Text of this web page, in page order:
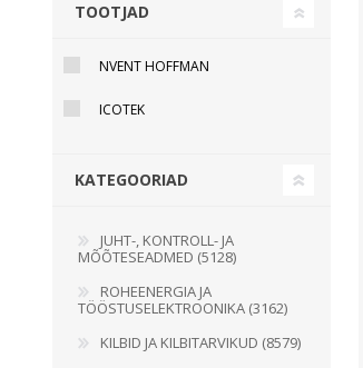
Elektromehaaniline relee
Toiteplokid AC/DC, DC/DC
TOOTJAD
NVENT HOFFMAN
ICOTEK
KATEGOORIAD
JUHT-, KONTROLL- JA
MÕÕTESEADMED (5128)
ROHEENERGIA JA
TÖÖSTUSELEKTROONIKA (3162)
KILBID JA KILBITARVIKUD (8579)